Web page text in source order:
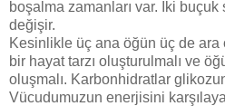
boşalma zamanları var. İki buçuk
değişir.
Kesinlikle üç ana öğün üç de
bir hayat tarzı oluşturulmalı ve
oluşmalı. Karbonhidratlar
Vücudumuzun enerjisini